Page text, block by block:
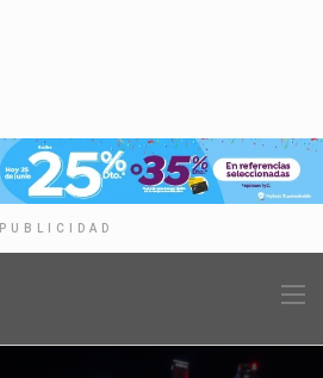
PUBLICIDAD